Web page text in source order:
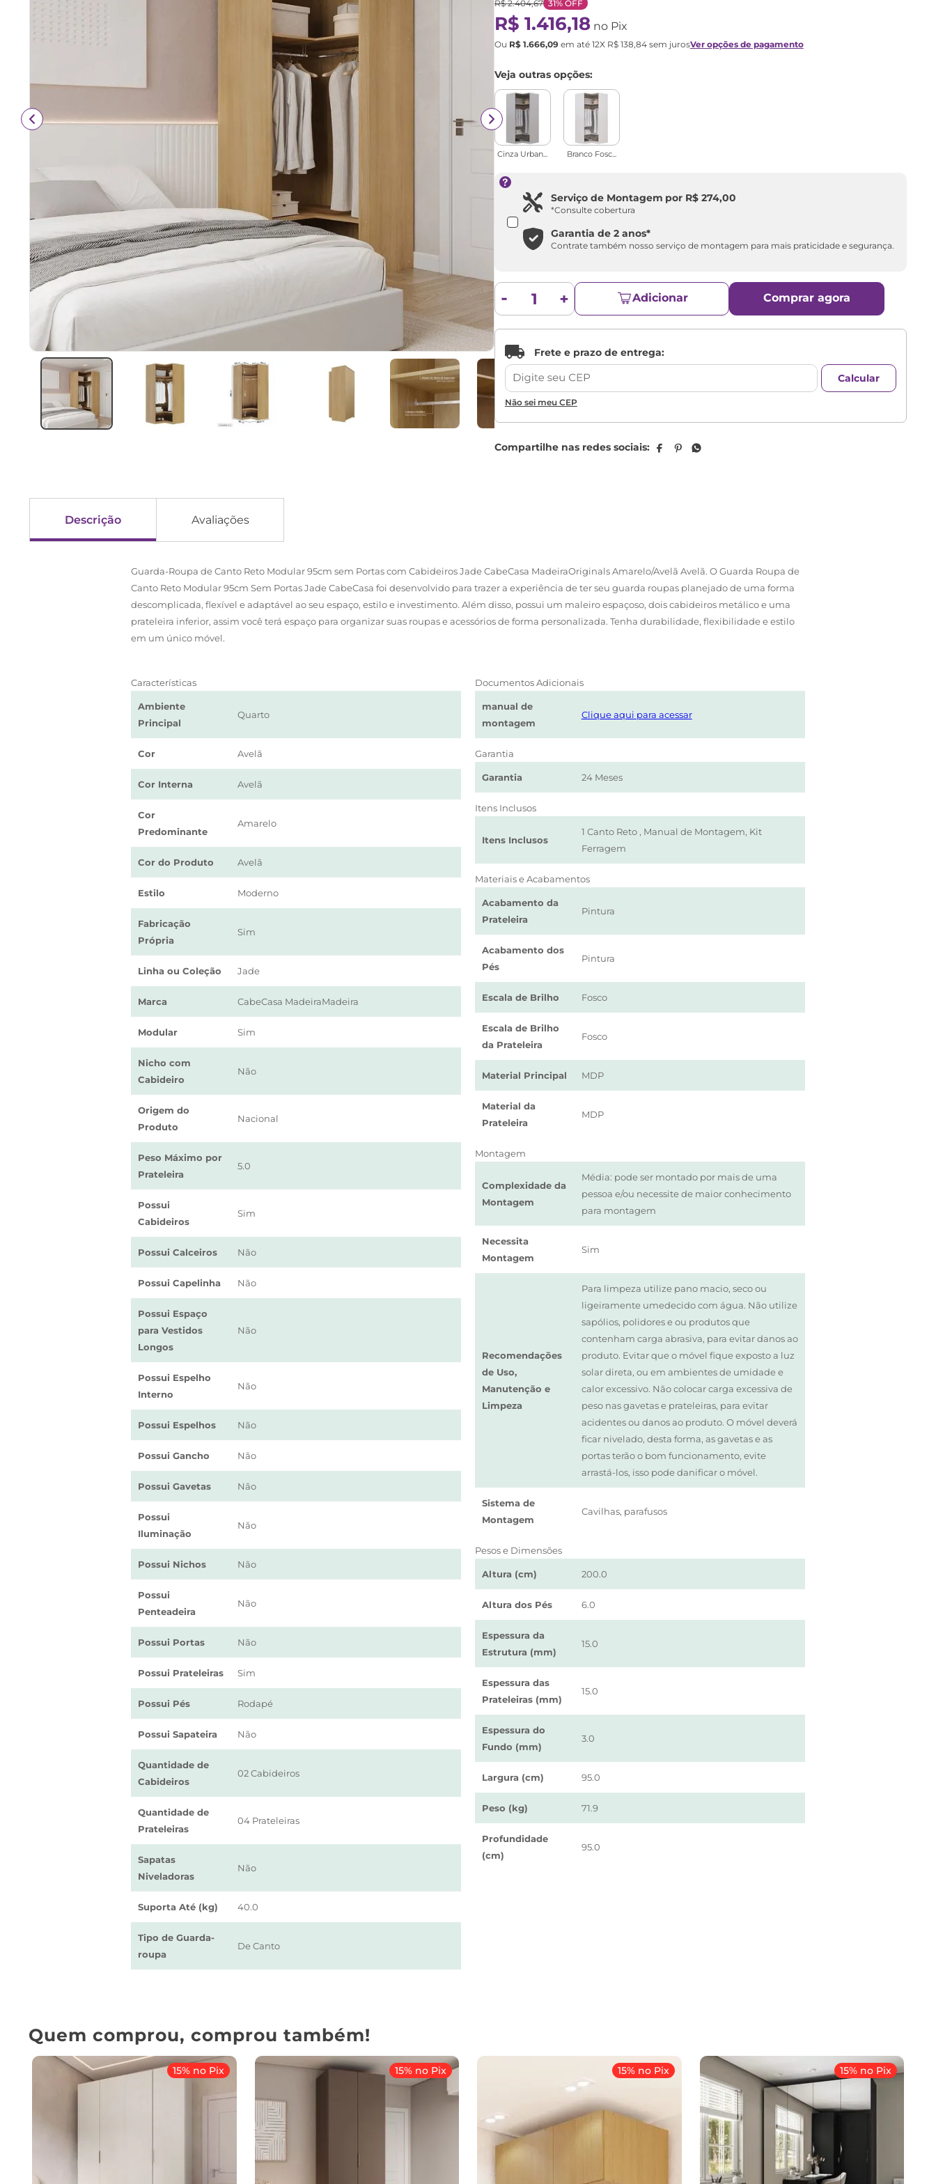
R$ 2.404,67 31%OFF
R$ 1.416,18no Pix
Ou R$ 1.666,09em até 12X R$ 138 84sem jurosVer opções de pagamento
Veja outras opções:
Cinza Urban... Branco Fosc...
Serviço de Montagem por R$ 274,00
*Consulte cobertura
Garantia de 2 anos*
Contrate também nosso serviço de montagem para mais praticidade e segurança.
Adicionar Comprar agora
Não sei meu CEP
Descrição Avaliações
Guarda-Roupa de Canto Reto Modular 95cm sem Portas com Cabideiros Jade CabeCasa MadeiraOriginals Amarelo/Avelã Avelã. O Guarda Roupa de
Canto Reto Modular 95cm Sem Portas Jade CabeCasa foi desenvolvido para trazer a experiência de ter seu guarda roupas planejado de uma forma
descomplicada, flexível e adaptável ao seu espaço, estilo e investimento. Além disso, possui um maleiro espaçoso, dois cabideiros metálico e uma
prateleira inferior, assim você terá espaço para organizar suas roupas e acessórios de forma personalizada. Tenha durabilidade, flexibilidade e estilo
em um único móvel.
Características
Ambiente
Principal
Quarto
Cor Avelã
Cor Interna Avelã
Cor
Predominante
Amarelo
Cor do Produto Avelã
Estilo Moderno
Fabricação
Própria
Sim
Linha ou Coleção Jade
Marca CabeCasa MadeiraMadeira
Modular Sim
Nicho com
Cabideiro
Não
Origem do
Produto
Nacional
Peso Máximo por
Prateleira
5.0
Possui
Cabideiros
Sim
Possui Calceiros Não
Possui Capelinha Não
Possui Espaço
para Vestidos
Longos
Não
Possui Espelho
Interno
Não
Possui Espelhos Não
Possui Gancho Não
Possui Gavetas Não
Possui
Iluminação
Não
Possui Nichos Não
Possui
Penteadeira
Não
Possui Portas Não
Possui Prateleiras Sim
Possui Pés Rodapé
Possui Sapateira Não
Quantidade de
Cabideiros
02 Cabideiros
Quantidade de
Prateleiras
04 Prateleiras
Sapatas
Niveladoras
Não
Suporta Até (kg) 40.0
Tipo de Guarda-
roupa
De Canto
Documentos Adicionais
manual de
montagem
Clique aqui para acessar
Garantia
Garantia 24 Meses
Itens Inclusos
Itens Inclusos
1 Canto Reto , Manual de Montagem, Kit
Ferragem
Materiais e Acabamentos
Acabamento da
Prateleira
Pintura
Acabamento dos
Pés
Pintura
Escala de Brilho Fosco
Escala de Brilho
da Prateleira
Fosco
Material Principal MDP
Material da
Prateleira
MDP
Montagem
Complexidade da
Montagem
Média: pode ser montado por mais de uma
pessoa e/ou necessite de maior conhecimento
para montagem
Necessita
Montagem
Sim
Recomendações
de Uso,
Manutenção e
Limpeza
Para limpeza utilize pano macio, seco ou
ligeiramente umedecido com água. Não utilize
sapólios, polidores e ou produtos que
contenham carga abrasiva, para evitar danos ao
produto. Evitar que o móvel fique exposto a luz
solar direta, ou em ambientes de umidade e
calor excessivo. Não colocar carga excessiva de
peso nas gavetas e prateleiras, para evitar
acidentes ou danos ao produto. O móvel deverá
ficar nivelado, desta forma, as gavetas e as
portas terão o bom funcionamento, evite
arrastá-los, isso pode danificar o móvel.
Sistema de
Montagem
Cavilhas, parafusos
Pesos e Dimensões
Altura (cm) 200.0
Altura dos Pés 6.0
Espessura da
Estrutura (mm)
15.0
Espessura das
Prateleiras (mm)
15.0
Espessura do
Fundo (mm)
3.0
Largura (cm) 95.0
Peso (kg) 71.9
Profundidade
(cm)
95.0
Quem comprou, comprou também!
15% no Pix 15% no Pix 15% no Pix 15% no Pix